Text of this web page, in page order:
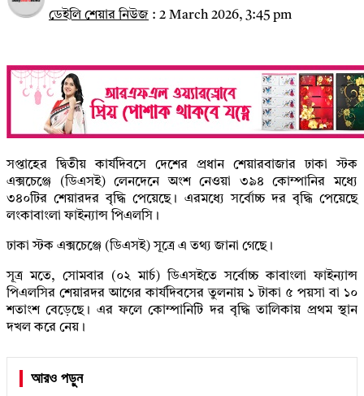
ডেইলি শেয়ার নিউজ : 2 March 2026, 3:45 pm
সপ্তাহের দ্বিতীয় কার্যদিবসে দেশের প্রধান শেয়ারবাজার ঢাকা স্টক
এক্সচেঞ্জে (ডিএসই) লেনদেনে অংশ নেওয়া ৩৯৪ কোম্পানির মধ্যে
৩৪০টির শেয়ারদর বৃদ্ধি পেয়েছে। এরমধ্যে সর্বোচ্চ দর বৃদ্ধি পেয়েছে
লংকাবাংলা ফাইন্যান্স পিএলসি।
ঢাকা স্টক এক্সচেঞ্জে (ডিএসই) সূত্রে এ তথ্য জানা গেছে।
সূত্র মতে, সোমবার (০২ মার্চ) ডিএসইতে সর্বোচ্চ কাবাংলা ফাইন্যান্স
পিএলসির শেয়ারদর আগের কার্যদিবসের তুলনায় ১ টাকা ৫ পয়সা বা ১০
শতাংশ বেড়েছে। এর ফলে কোম্পানিটি দর বৃদ্ধি তালিকায় প্রথম স্থান
দখল করে নেয়।
আরও পড়ুন